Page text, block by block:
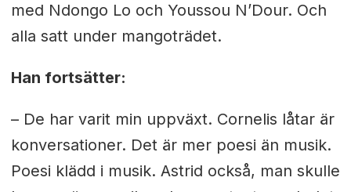
med Ndongo Lo och Youssou N’Dour. Och
alla satt under mangoträdet.
Han fortsätter:
– De har varit min uppväxt. Cornelis låtar är
konversationer. Det är mer poesi än musik.
Poesi klädd i musik. Astrid också, man skulle